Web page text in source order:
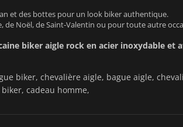
et des bottes pour un look biker authentique.
Noël, de Saint-Valentin ou pour toute autre
biker aigle rock en acier inoxydable et
biker, chevalière aigle, bague aigle,
cadeau homme,